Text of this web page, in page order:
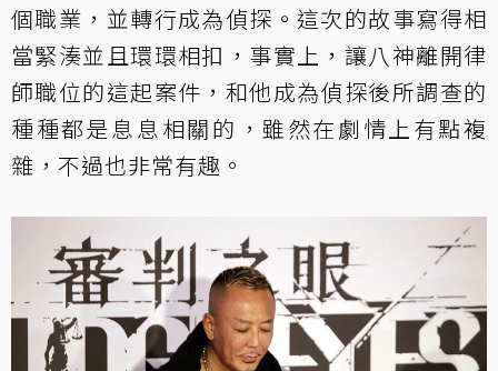
個職業，並轉行成為偵探。這次的故事寫得相
當緊湊並且環環相扣，事實上，讓八神離開律
師職位的這起案件，和他成為偵探後所調查的
種種都是息息相關的，雖然在劇情上有點複
雜，不過也非常有趣。